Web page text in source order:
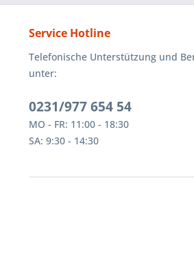
Service Hotline
Telefonische Unterstützung und
unter:
0231/977 654 54
MO - FR: 11:00 - 18:30
SA: 9:30 - 14:30